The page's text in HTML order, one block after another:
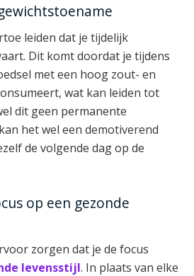
leiden dat je tijdelijk
Dit komt doordat je tijdens
met een hoog zout- en
wat kan leiden tot
dit geen permanente
het wel een demotiverend
de volgende dag op de
op een gezonde
zorgen dat je de focus
levensstijl. In plaats van elke